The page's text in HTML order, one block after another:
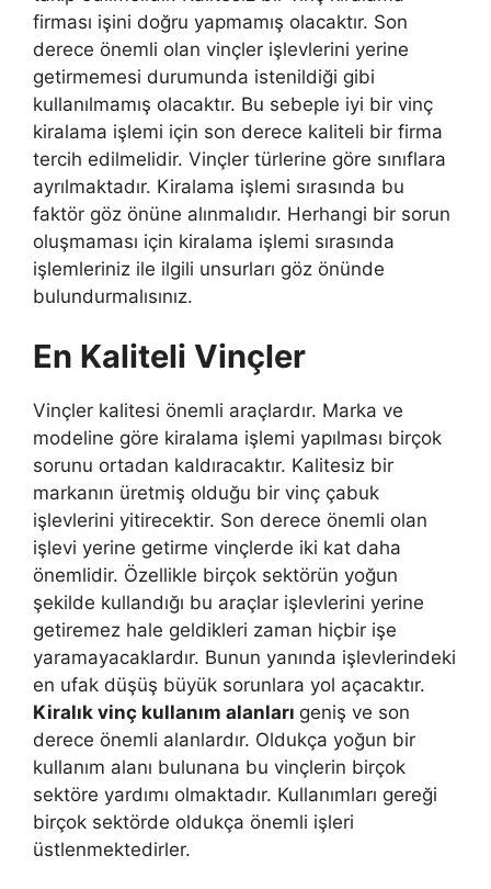
firması işini doğru yapmamış olacaktır. Son
derece önemli olan vinçler işlevlerini yerine
getirmemesi durumunda istenildiği gibi
kullanılmamış olacaktır. Bu sebeple iyi bir vinç
kiralama işlemi için son derece kaliteli bir firma
tercih edilmelidir. Vinçler türlerine göre sınıflara
ayrılmaktadır. Kiralama işlemi sırasında bu
faktör göz önüne alınmalıdır. Herhangi bir sorun
oluşmaması için kiralama işlemi sırasında
işlemleriniz ile ilgili unsurları göz önünde
bulundurmalısınız.
En Kaliteli Vinçler
Vinçler kalitesi önemli araçlardır. Marka ve
modeline göre kiralama işlemi yapılması birçok
sorunu ortadan kaldıracaktır. Kalitesiz bir
markanın üretmiş olduğu bir vinç çabuk
işlevlerini yitirecektir. Son derece önemli olan
işlevi yerine getirme vinçlerde iki kat daha
önemlidir. Özellikle birçok sektörün yoğun
şekilde kullandığı bu araçlar işlevlerini yerine
getiremez hale geldikleri zaman hiçbir işe
yaramayacaklardır. Bunun yanında işlevlerindeki
en ufak düşüş büyük sorunlara yol açacaktır.
Kiralık vinç kullanım alanları geniş ve son
derece önemli alanlardır. Oldukça yoğun bir
kullanım alanı bulunana bu vinçlerin birçok
sektöre yardımı olmaktadır. Kullanımları gereği
birçok sektörde oldukça önemli işleri
üstlenmektedirler.